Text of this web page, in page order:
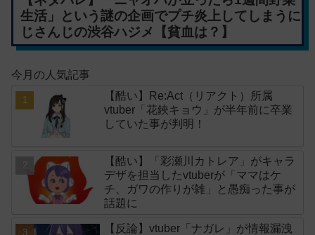
生活」という謎の企画でプチ炎上してしまうに
じさんじの渋谷ハジメ【貧血は？】
今月の人気記事
【酷い】Re:Act（リアクト）所属
vtuber「花鋏キョウ」が半年前に卒業
していた事が判明！
【酷い】「彩瀬川カトレア」がキャラ
デザを担当したvtuberが「ママはケ
チ、ガワの作りが雑」と愚痴った事が
話題に
【反論】vtuber「ナガレ」が情報漏洩